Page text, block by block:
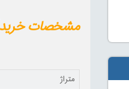
مشخصات خرید آپارتمان 180 متری در
متراژ